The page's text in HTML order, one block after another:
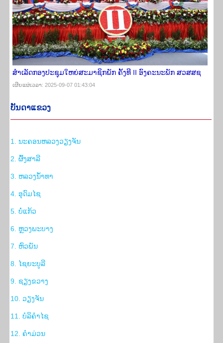
ສໍາເລັດກອງປະຊຸມໃຫຍ່ສະມາຊິກພັກ ຄັ້ງທີ II ອົງຄະນະພັກ ສວສສຊ
ເຜີຍ​ແຜ່​ເວ​ລາ: 2025-09-07 01:43:04
ບັນ​ດາ​ແຂວງ
1. ນະຄອນຫລວງວຽງຈັນ
2. ຜົ້ງສາລີ
3. ຫລວງນ້ຳທາ
4. ອຸດົມໄຊ
5. ບໍ່ແກ້ວ
6. ຫຼວງພະບາງ
7. ຫົວພັນ
8. ໄຊຍະບູລີ
9. ຊຽງຂວາງ
10. ວຽງຈັນ
11. ບໍລິຄຳໄຊ
12. ຄຳມ່ວນ